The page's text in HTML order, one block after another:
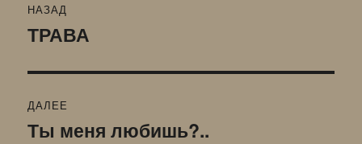
по
НАЗАД
Предыдущая
ТРАВА
ДАЛЕЕ
Следующая
Ты меня любишь?..